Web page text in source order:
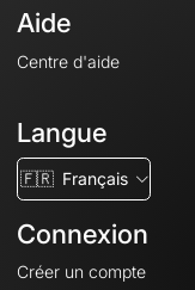
Aide
Centre d'aide
Langue
🇫🇷 Français
Connexion
Créer un compte